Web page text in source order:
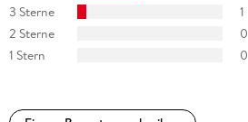
3 Sterne
1
2 Sterne
0
1 Stern
0